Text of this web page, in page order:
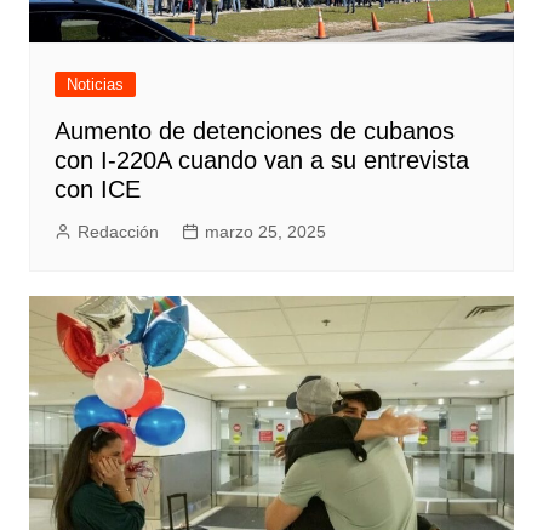
Noticias
Aumento de detenciones de cubanos
con I-220A cuando van a su entrevista
con ICE
Redacción marzo 25, 2025